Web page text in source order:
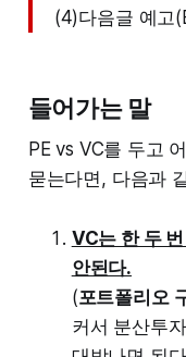
(4)다음글 예고
들어가는 말
PE vs VC를 두고
묻는다면, 다음과
VC는 한 두
안된다.
(포트폴리오
커서 분산투